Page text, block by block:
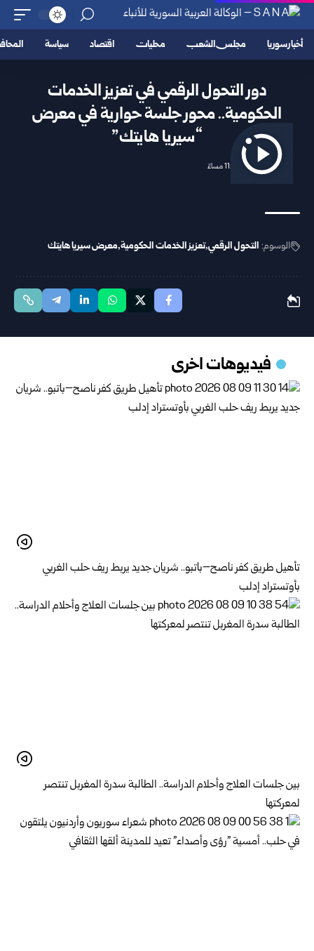
أخبار سوريا مجلس الشعب محليات اقتصاد سياسة
دور التحول الرقمي في تعزيز الخدمات
الحكومية.. محور جلسة حوارية في معرض
“سيريا هايتك”
2026/04/29 11:55 مساءً
الوسوم: التحول الرقمي تعزيز الخدمات الحكومية معرض سيريا هايتك
فيديوهات اخرى
تأهيل طريق كفر ناصح–باتبو.. شريان جديد يربط ريف حلب الغربي
بأوتستراد إدلب
بين جلسات العلاج وأحلام الدراسة.. الطالبة سدرة المغربل تنتصر
لمعركتها